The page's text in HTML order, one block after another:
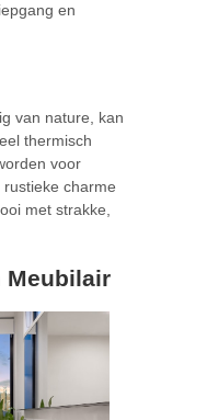
en
van nature, kan
thermisch
voor
charme
met strakke,
Meubilair